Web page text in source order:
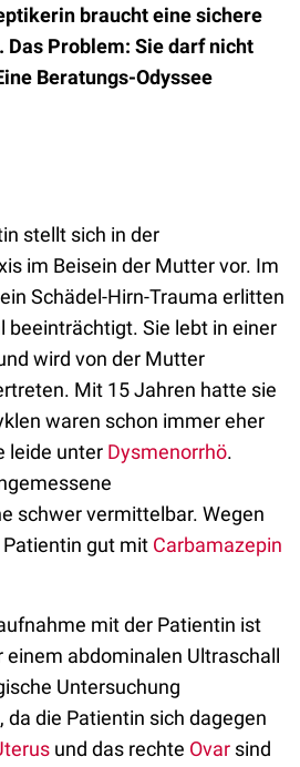
braucht eine sichere
Problem: Sie darf nicht
Beratungs-Odyssee
stellt sich in der
im Beisein der Mutter vor. Im
Schädel-Hirn-Trauma erlitten
beeinträchtigt. Sie lebt in einer
wird von der Mutter
Mit 15 Jahren hatte sie
waren schon immer eher
leide unter Dysmenorrhö.
schwer vermittelbar. Wegen
Patientin gut mit Carbamazepin
mit der Patientin ist
abdominalen Ultraschall
Untersuchung
die Patientin sich dagegen
und das rechte Ovar sind